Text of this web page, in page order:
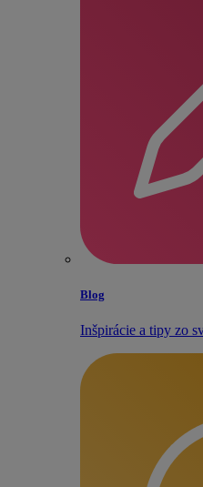
Blog
Inšpirácie a tipy zo